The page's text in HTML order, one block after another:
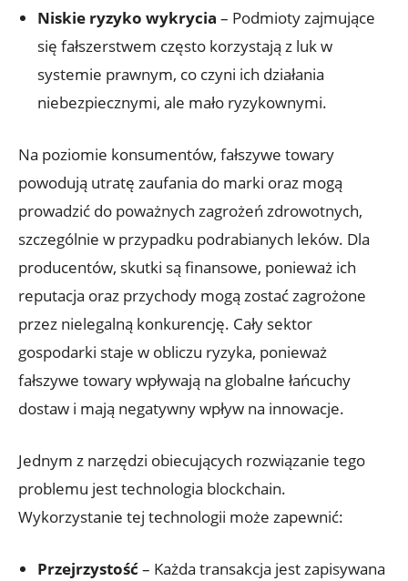
Niskie ryzyko ‍wykrycia –⁤ Podmioty zajmujące
się⁤ fałszerstwem‍ często korzystają z luk w
systemie prawnym, co czyni ich działania
niebezpiecznymi, ale mało ryzykownymi.
Na poziomie konsumentów, fałszywe towary
powodują utratę zaufania do ​marki oraz mogą
prowadzić do poważnych zagrożeń zdrowotnych,
szczególnie w ⁤przypadku⁣ podrabianych leków. Dla
producentów, skutki są finansowe, ponieważ ich
reputacja oraz przychody mogą zostać zagrożone
przez nielegalną konkurencję. Cały sektor
gospodarki staje w obliczu ryzyka, ponieważ
fałszywe towary wpływają na globalne łańcuchy
dostaw i mają negatywny wpływ na innowacje.
Jednym z narzędzi obiecujących rozwiązanie tego
problemu jest‌ technologia blockchain.
⁣Wykorzystanie tej‌ technologii może zapewnić:
Przejrzystość– Każda transakcja jest zapisywana